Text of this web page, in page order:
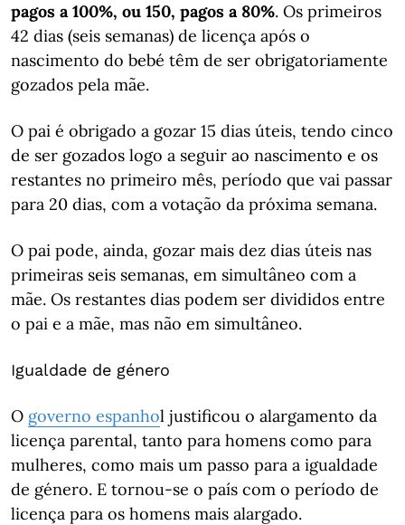
pagos a 100%, ou 150, pagos a 80%. Os primeiros
42 dias (seis semanas) de licença após o
nascimento do bebé têm de ser obrigatoriamente
gozados pela mãe.
O pai é obrigado a gozar 15 dias úteis, tendo cinco
de ser gozados logo a seguir ao nascimento e os
restantes no primeiro mês, período que vai passar
para 20 dias, com a votação da próxima semana.
O pai pode, ainda, gozar mais dez dias úteis nas
primeiras seis semanas, em simultâneo com a
mãe. Os restantes dias podem ser divididos entre
o pai e a mãe, mas não em simultâneo.
Igualdade de género
O governo espanhol justificou o alargamento da
licença parental, tanto para homens como para
mulheres, como mais um passo para a igualdade
de género. E tornou-se o país com o período de
licença para os homens mais alargado.